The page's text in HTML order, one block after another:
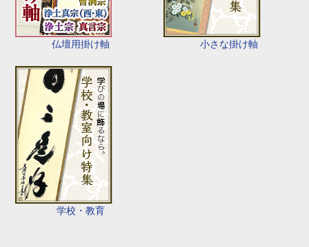
仏壇用掛け軸 小さな掛け軸
学校・教育